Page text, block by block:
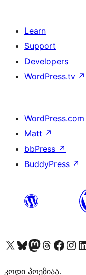
Learn
Support
Developers
WordPress.tv ↗
WordPress.com
Matt ↗
bbPress ↗
BuddyPress ↗
Visit our X (formerly Twitter) account
Visit our Bluesky account
Visit our Mastodon account
Visit our Threads account
Visit our Facebook page
Visit our
კოდი პოეზიაა.